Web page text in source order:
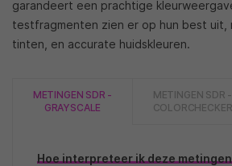
garandeert een prachtige
testfragmenten zien er op hun best uit,
tinten, en accurate huidskleuren.
METINGEN SDR -
GRAYSCALE
METINGEN SDR -
COLORCHECKER
Hoe interpreteer ik deze